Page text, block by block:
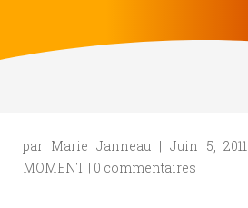
par Marie Janneau| Juin 5, 2011
MOMENT | 0 commentaires